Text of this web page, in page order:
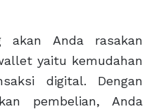
akan Anda rasakan
yaitu kemudahan
digital. Dengan
pembelian, Anda